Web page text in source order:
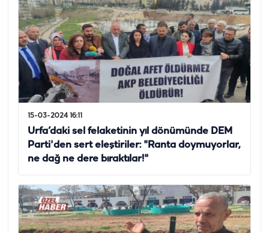
15-03-2024 16:11
Urfa’daki sel felaketinin yıl dönümünde DEM
Parti'den sert eleştiriler: "Ranta doymuyorlar,
ne dağ ne dere bıraktılar!"